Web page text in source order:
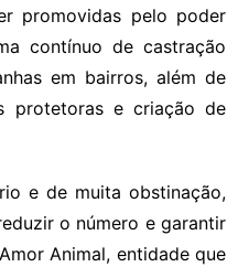
promovidas pelo poder
contínuo de castração
em bairros, além de
protetoras e criação de
e de muita obstinação,
o número e garantir
Animal, entidade que